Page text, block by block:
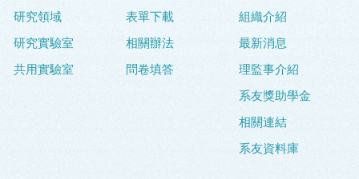
研究領域
研究實驗室
共用實驗室
表單下載
相關辦法
問卷填答
組織介紹
最新消息
理監事介紹
系友獎助學金
相關連結
系友資料庫